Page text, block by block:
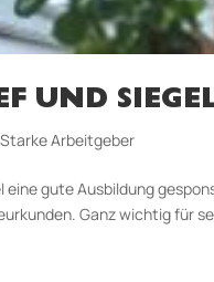
UND
Starke Arbeitgeber
eine gute Ausbildung
Ganz wichtig für